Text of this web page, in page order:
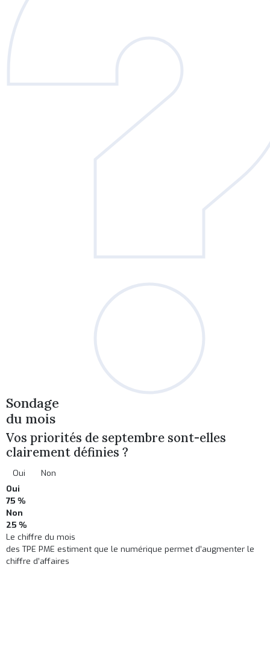
Sondage
du mois
Vos priorités de septembre sont-elles
clairement définies ?
Oui
Non
Oui
75 %
Non
25 %
Le chiffre du mois
des TPE PME estiment que le numérique permet d’augmenter le
chiffre d’affaires